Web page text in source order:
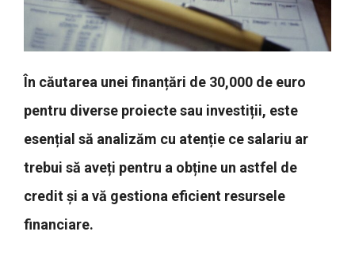
În căutarea unei finanțări de 30,000 de euro
pentru diverse proiecte sau investiții, este
esențial să analizăm cu atenție ce salariu ar
trebui să aveți pentru a obține un astfel de
credit și a vă gestiona eficient resursele
financiare.